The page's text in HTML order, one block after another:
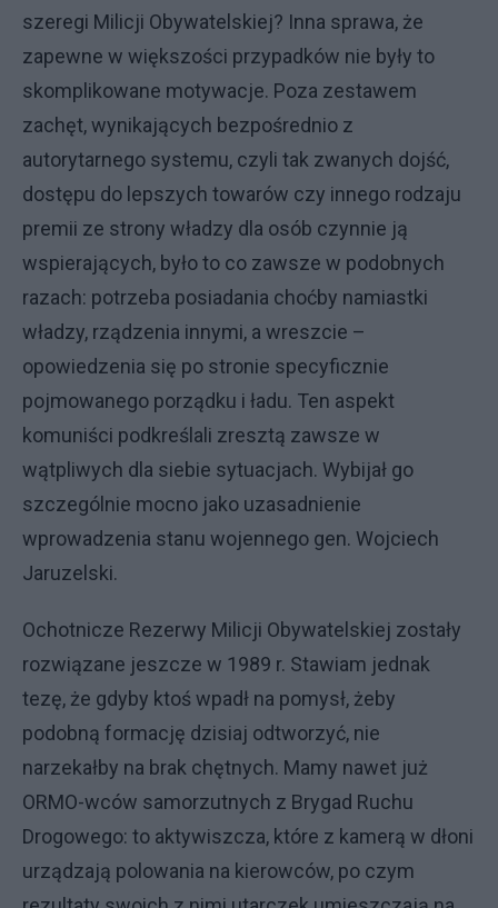
szeregi Milicji Obywatelskiej? Inna sprawa, że
zapewne w większości przypadków nie były to
skomplikowane motywacje. Poza zestawem
zachęt, wynikających bezpośrednio z
autorytarnego systemu, czyli tak zwanych dojść,
dostępu do lepszych towarów czy innego rodzaju
premii ze strony władzy dla osób czynnie ją
wspierających, było to co zawsze w podobnych
razach: potrzeba posiadania choćby namiastki
władzy, rządzenia innymi, a wreszcie –
opowiedzenia się po stronie specyficznie
pojmowanego porządku i ładu. Ten aspekt
komuniści podkreślali zresztą zawsze w
wątpliwych dla siebie sytuacjach. Wybijał go
szczególnie mocno jako uzasadnienie
wprowadzenia stanu wojennego gen. Wojciech
Jaruzelski.
Ochotnicze Rezerwy Milicji Obywatelskiej zostały
rozwiązane jeszcze w 1989 r. Stawiam jednak
tezę, że gdyby ktoś wpadł na pomysł, żeby
podobną formację dzisiaj odtworzyć, nie
narzekałby na brak chętnych. Mamy nawet już
ORMO-wców samorzutnych z Brygad Ruchu
Drogowego: to aktywiszcza, które z kamerą w dłoni
urządzają polowania na kierowców, po czym